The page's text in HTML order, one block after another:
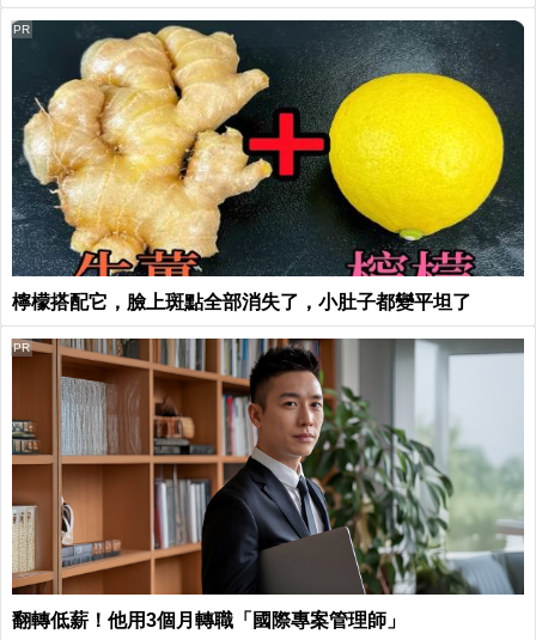
檸檬搭配它，臉上斑點全部消失了，小肚子都變平坦了
PR
翻轉低薪！他用3個月轉職「國際專案管理師」
PR